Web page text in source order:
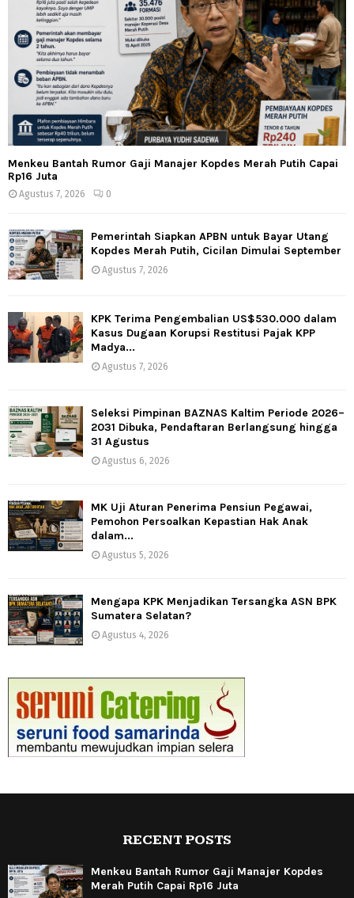
Menkeu Bantah Rumor Gaji Manajer Kopdes Merah Putih Capai
Rp16 Juta
Agustus 7, 2026 0
Pemerintah Siapkan APBN untuk Bayar Utang
Kopdes Merah Putih, Cicilan Dimulai September
Agustus 7, 2026
KPK Terima Pengembalian US$530.000 dalam
Kasus Dugaan Korupsi Restitusi Pajak KPP
Madya...
Agustus 7, 2026
Seleksi Pimpinan BAZNAS Kaltim Periode 2026–
2031 Dibuka, Pendaftaran Berlangsung hingga
31 Agustus
Agustus 6, 2026
MK Uji Aturan Penerima Pensiun Pegawai,
Pemohon Persoalkan Kepastian Hak Anak
dalam...
Agustus 5, 2026
Mengapa KPK Menjadikan Tersangka ASN BPK
Sumatera Selatan?
Agustus 4, 2026
RECENT POSTS
Menkeu Bantah Rumor Gaji Manajer Kopdes
Merah Putih Capai Rp16 Juta